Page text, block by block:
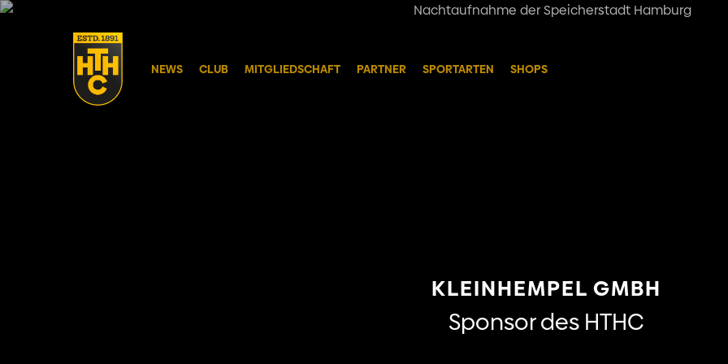
Skip
NEWS CLUB MITGLIEDSCHAFT PARTNER SPORTARTEN SHOPS
KLEINHEMPEL GMBH
Sponsor des HTHC